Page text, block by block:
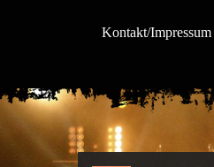
Kontakt/Impressum